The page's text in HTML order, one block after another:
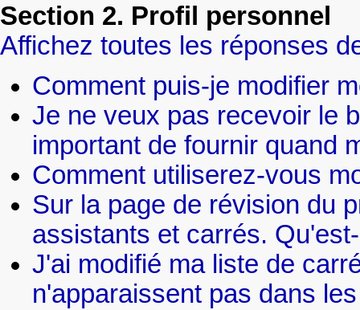
Section 2. Profil personnel
Affichez toutes les réponses
Comment puis-je modifier
Je ne veux pas recevoir le
important de fournir quand
Comment utiliserez-vous
Sur la page de révision du
assistants et carrés.
J'ai modifié ma liste de
n'apparaissent pas dans